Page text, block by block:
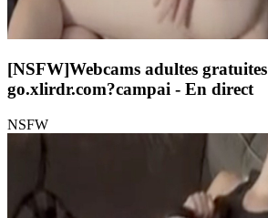
[NSFW]Webcams adultes gratuites
go.xlirdr.com?campai - En direct
NSFW